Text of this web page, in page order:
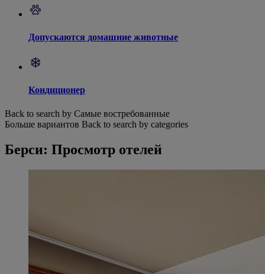
Допускаются домашние животные
Кондиционер
Back to search by Самые востребованные
Больше вариантов Back to search by categories
Берси: Просмотр отелей